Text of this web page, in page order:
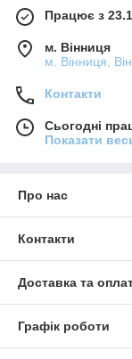
Працює з
м. Вінниця
м. Вінниця,
Контакти
Сьогодні
Показати
Про нас
Контакти
Доставка та
Графік роботи